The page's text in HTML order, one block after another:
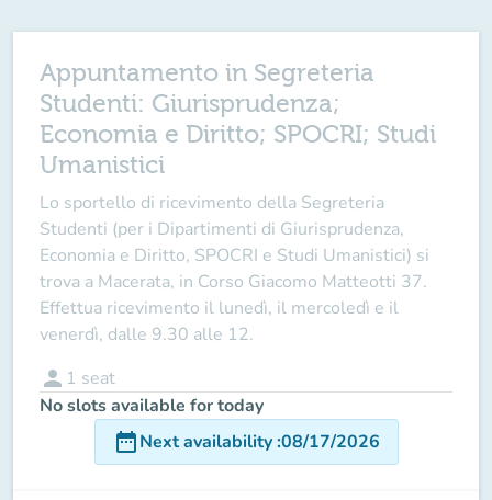
Appuntamento in Segreteria
Studenti: Giurisprudenza;
Economia e Diritto; SPOCRI; Studi
Umanistici
Lo sportello di ricevimento della Segreteria
Studenti (per i Dipartimenti di Giurisprudenza,
Economia e Diritto, SPOCRI e Studi Umanistici) si
trova a Macerata, in Corso Giacomo Matteotti 37.
Effettua ricevimento il lunedì, il mercoledì e il
venerdì, dalle 9.30 alle 12.
person 1 seat
No slots available for today
date_rangeNext availability:08/17/2026